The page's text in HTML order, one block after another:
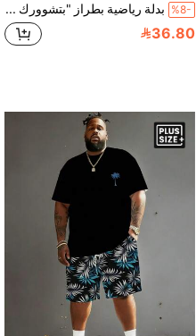
%8- بدلة رياضية بطراز "بتشوورك كونتراست 77" للرجال بأسلوب الشارع الكاجوال - قماش محبوك من البوليستر، تصميم ياقة دائرية، شورت بسحاب، تفاصيل جيوب، قياس عادي، مناسب للمقاسات الكبيرة
36.80